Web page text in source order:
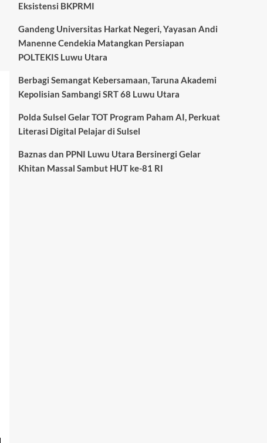
Eksistensi BKPRMI
Gandeng Universitas Harkat Negeri, Yayasan Andi
Manenne Cendekia Matangkan Persiapan
POLTEKIS Luwu Utara
Berbagi Semangat Kebersamaan, Taruna Akademi
Kepolisian Sambangi SRT 68 Luwu Utara
Polda Sulsel Gelar TOT Program Paham AI, Perkuat
Literasi Digital Pelajar di Sulsel
Baznas dan PPNI Luwu Utara Bersinergi Gelar
Khitan Massal Sambut HUT ke-81 RI